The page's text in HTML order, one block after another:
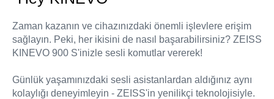
Zaman kazanın ve cihazınızdaki önemli işlevlere erişim
sağlayın. Peki, her ikisini de nasıl başarabilirsiniz? ZEISS
KINEVO 900 S'inizle sesli komutlar vererek!
Günlük yaşamınızdaki sesli asistanlardan aldığınız aynı
kolaylığı deneyimleyin - ZEISS'in yenilikçi teknolojisiyle.